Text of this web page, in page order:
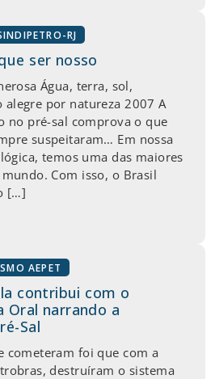
RJ
ser nosso
Água, terra, sol,
por natureza 2007 A
no pré-sal comprova o que
suspeitaram… Em nossa
temos uma das maiores
Com isso, o Brasil
[…]
AEPET
contribui com o
narrando a
Sal
cometeram foi que com a
destruíram o sistema